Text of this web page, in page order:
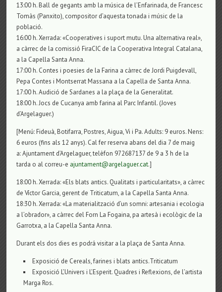
13:00 h. Ball de gegants amb la música de l’Enfarinada, de Francesc
Tomàs (Panxito), compositor d’aquesta tonada i músic de la
població.
16:00 h. Xerrada: «Cooperatives i suport mutu. Una alternativa real»,
a càrrec de la comissió FiraCIC de la Cooperativa Integral Catalana,
a la Capella Santa Anna.
17:00 h. Contes i poesies de la Farina a càrrec de Jordi Puigdevall,
Pepa Contes i Montserrat Massana a la Capella de Santa Anna.
17:00 h. Audició de Sardanes a la plaça de la Generalitat.
18:00 h. Jocs de Cucanya amb farina al Parc Infantil. (Joves
d’Argelaguer.)
[Menú: Fideuà, Botifarra, Postres, Aigua, Vi i Pa. Adults: 9 euros. Nens:
6 euros (fins als 12 anys). Cal fer reserva abans del dia 7 de maig
a: Ajuntament d’Argelaguer, telèfon 972687137 de 9 a 3 h de la
tarda o al correu-e ajuntament@argelaguer.cat.]
18:00 h. Xerrada: «Els blats antics. Qualitats i particularitats», a càrrec
de Víctor Garcia, gerent de Triticatum, a la Capella Santa Anna.
18:30 h. Xerrada: «La materialització d’un somni: artesania i ecologia
a l’obrador», a càrrec del Forn La Fogaina, pa artesà i ecològic de la
Garrotxa, a la Capella Santa Anna.
Durant els dos dies es podrá visitar a la plaça de Santa Anna.
Exposició de Cereals, farines i blats antics.Triticatum
Exposició L’Univers i L’Esperit. Quadres i Reflexions, de l’artista
Marga Ros.